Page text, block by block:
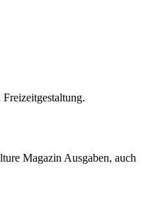
Magazin Ausgaben, auch